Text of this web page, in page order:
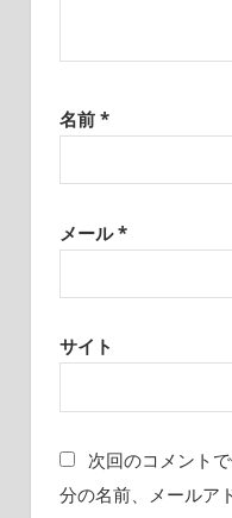
名前 *
メール*
サイト
次回のコメント
分の名前、メールア